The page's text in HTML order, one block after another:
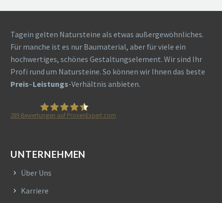
Tagein gelten Natursteine als etwas außergewöhnliches.
Für manche ist es nur Baumaterial, aber für viele ein
hochwertiges, schönes Gestaltungselement. Wir sind Ihr
Profi rund um Natursteine. So können wir Ihnen das beste
Preis–Leistungs-Verhältnis anbieten.
289 Bewertungen auf ProvenExpert.com
UNTERNEHMEN
Über Uns
Karriere